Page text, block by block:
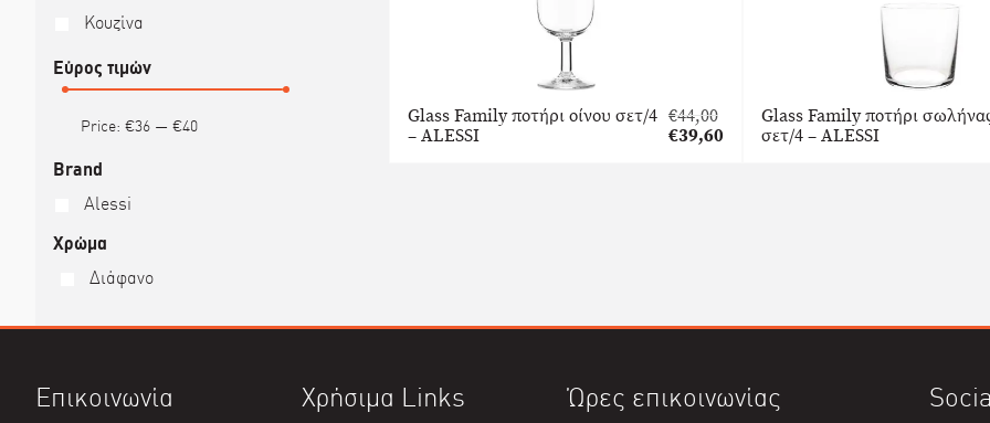
Κουζίνα
Εύρος τιμών
Price: €36— €40
Brand
Alessi
Χρώμα
Διάφανο
Glass Family ποτήρι οίνου σετ/4
– ALESSI
€44,00
Original
price
€39,60
Glass Family ποτήρι
σετ/4 – ALESSI
Επικοινωνία Χρήσιμα Links Ώρες επικοινωνίας